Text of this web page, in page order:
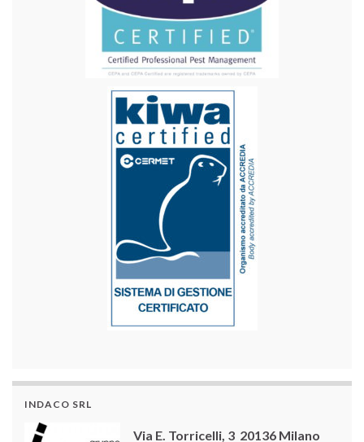
INDACO SRL
Via E. Torricelli, 3 20136 Milano